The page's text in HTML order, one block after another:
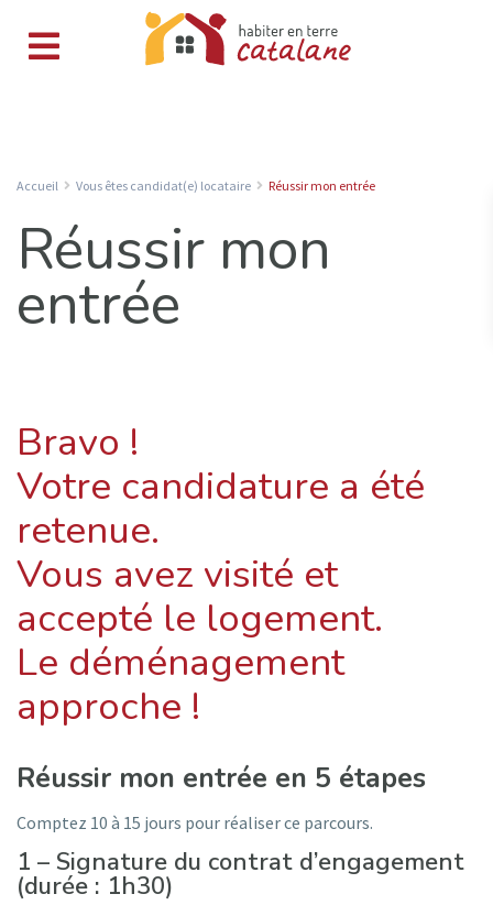
Accueil Vous êtes candidat(e) locataire Réussir mon entrée
Réussir mon
entrée
Bravo !
Votre candidature a été
retenue.
Vous avez visité et
accepté le logement.
Le déménagement
approche !
Réussir mon entrée en 5 étapes
Comptez 10 à 15 jours pour réaliser ce parcours.
1 – Signature du contrat d’engagement
(durée : 1h30)